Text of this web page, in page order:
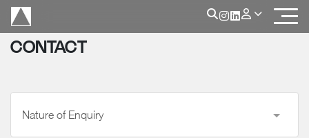
CONTACT
Nature of Enquiry